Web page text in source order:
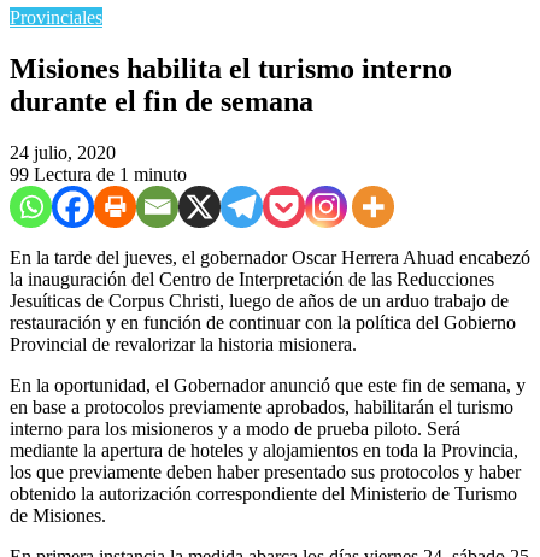
Provinciales
Misiones habilita el turismo interno
durante el fin de semana
24 julio, 2020
99 Lectura de 1 minuto
En la tarde del jueves, el gobernador Oscar Herrera Ahuad encabezó
la inauguración del Centro de Interpretación de las Reducciones
Jesuíticas de Corpus Christi, luego de años de un arduo trabajo de
restauración y en función de continuar con la política del Gobierno
Provincial de revalorizar la historia misionera.
En la oportunidad, el Gobernador anunció que este fin de semana, y
en base a protocolos previamente aprobados, habilitarán el turismo
interno para los misioneros y a modo de prueba piloto. Será
mediante la apertura de hoteles y alojamientos en toda la Provincia,
los que previamente deben haber presentado sus protocolos y haber
obtenido la autorización correspondiente del Ministerio de Turismo
de Misiones.